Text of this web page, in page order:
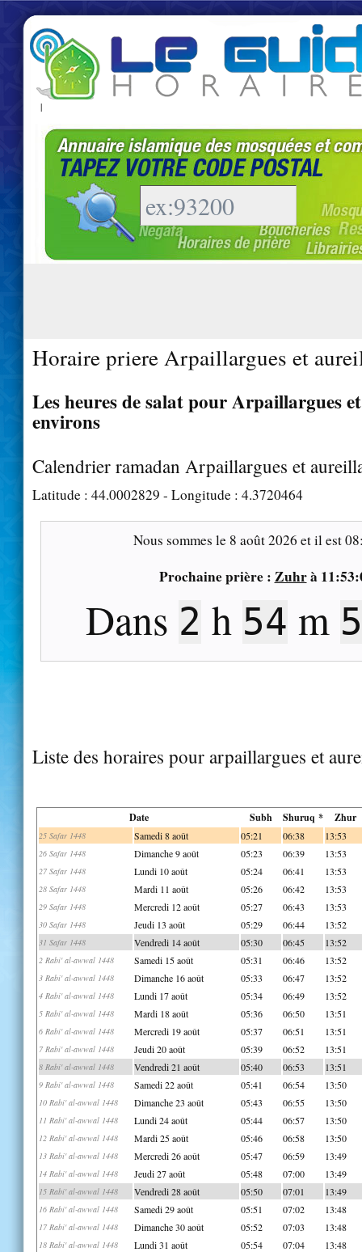
|
Horaire priere Arpaillargues et
Les heures de salat pour Arpaillargues
environs
Calendrier ramadan Arpaillargues et
Latitude : 44.0002829 - Longitude : 4.3720464
Nous sommes le 8 août 2026 et il est
Prochaine prière : Zuhrà
Dans 2 h 54 m
Liste des horaires pour arpaillargues et
Date Subh Shuruq * Zhur
25 Safar 1448 Samedi 8 août 05:21 06:38 13:53
26 Safar 1448 Dimanche 9 août 05:23 06:39 13:53
27 Safar 1448 Lundi 10 août 05:24 06:41 13:53
28 Safar 1448 Mardi 11 août 05:26 06:42 13:53
29 Safar 1448 Mercredi 12 août 05:27 06:43 13:53
30 Safar 1448 Jeudi 13 août 05:29 06:44 13:52
31 Safar 1448 Vendredi 14 août 05:30 06:45 13:52
2 Rabi' al-awwal 1448 Samedi 15 août 05:31 06:46 13:52
3 Rabi' al-awwal 1448 Dimanche 16 août 05:33 06:47 13:52
4 Rabi' al-awwal 1448 Lundi 17 août 05:34 06:49 13:52
5 Rabi' al-awwal 1448 Mardi 18 août 05:36 06:50 13:51
6 Rabi' al-awwal 1448 Mercredi 19 août 05:37 06:51 13:51
7 Rabi' al-awwal 1448 Jeudi 20 août 05:39 06:52 13:51
8 Rabi' al-awwal 1448 Vendredi 21 août 05:40 06:53 13:51
9 Rabi' al-awwal 1448 Samedi 22 août 05:41 06:54 13:50
10 Rabi' al-awwal 1448 Dimanche 23 août 05:43 06:55 13:50
11 Rabi' al-awwal 1448 Lundi 24 août 05:44 06:57 13:50
12 Rabi' al-awwal 1448 Mardi 25 août 05:46 06:58 13:50
13 Rabi' al-awwal 1448 Mercredi 26 août 05:47 06:59 13:49
14 Rabi' al-awwal 1448 Jeudi 27 août 05:48 07:00 13:49
15 Rabi' al-awwal 1448 Vendredi 28 août 05:50 07:01 13:49
16 Rabi' al-awwal 1448 Samedi 29 août 05:51 07:02 13:48
17 Rabi' al-awwal 1448 Dimanche 30 août 05:52 07:03 13:48
18 Rabi' al-awwal 1448 Lundi 31 août 05:54 07:04 13:48